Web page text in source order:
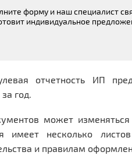
форму и наш специалист
индивидуальное
отчетность ИП
год.
может
имеет несколько
и правилам